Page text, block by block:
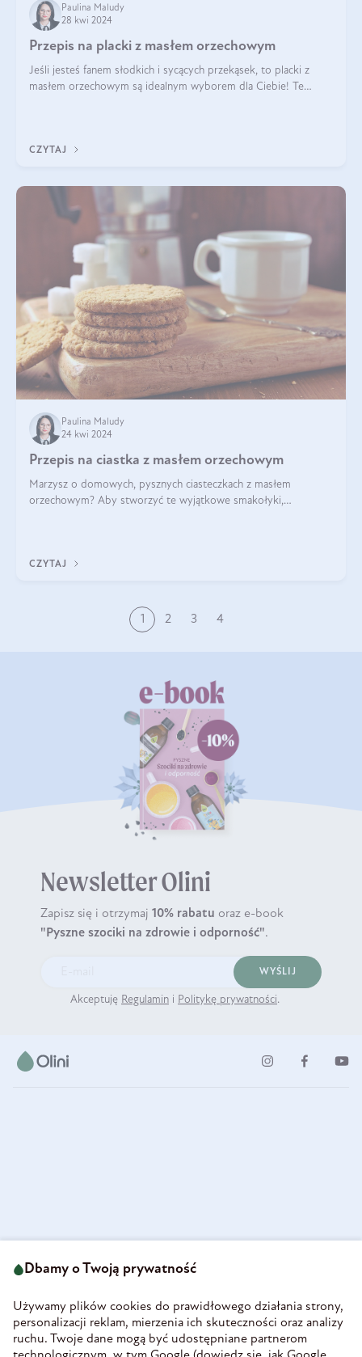
Paulina Maludy
28 kwi 2024
Przepis na placki z masłem orzechowym
Jeśli jesteś fanem słodkich i sycących przekąsek, to placki z
masłem orzechowym są idealnym wyborem dla Ciebie! Te
CZYTAJ
Paulina Maludy
24 kwi 2024
Przepis na ciastka z masłem orzechowym
Marzysz o domowych, pysznych ciasteczkach z masłem
orzechowym? Aby stworzyć te wyjątkowe smakołyki,
CZYTAJ
1 2 3 4
Newsletter Olini
Zapisz się i otrzymaj 10% rabatu oraz e-book
"Pyszne szociki na zdrowie i odporność".
WYŚLIJ
Akceptuję Regulamin i Politykę prywatności.
58-160 Świebodzice
REGON 890213034
INFORMACJE
Dbamy o Twoją prywatność
Używamy plików cookies do prawidłowego działania strony,
personalizacji reklam, mierzenia ich skuteczności oraz analizy
ruchu. Twoje dane mogą być udostępniane partnerom